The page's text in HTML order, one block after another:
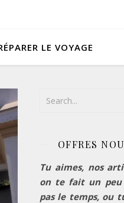
LE VOYAGE
OFFRES
Tu aimes, nos
on te fait un peu
pas le temps, ou